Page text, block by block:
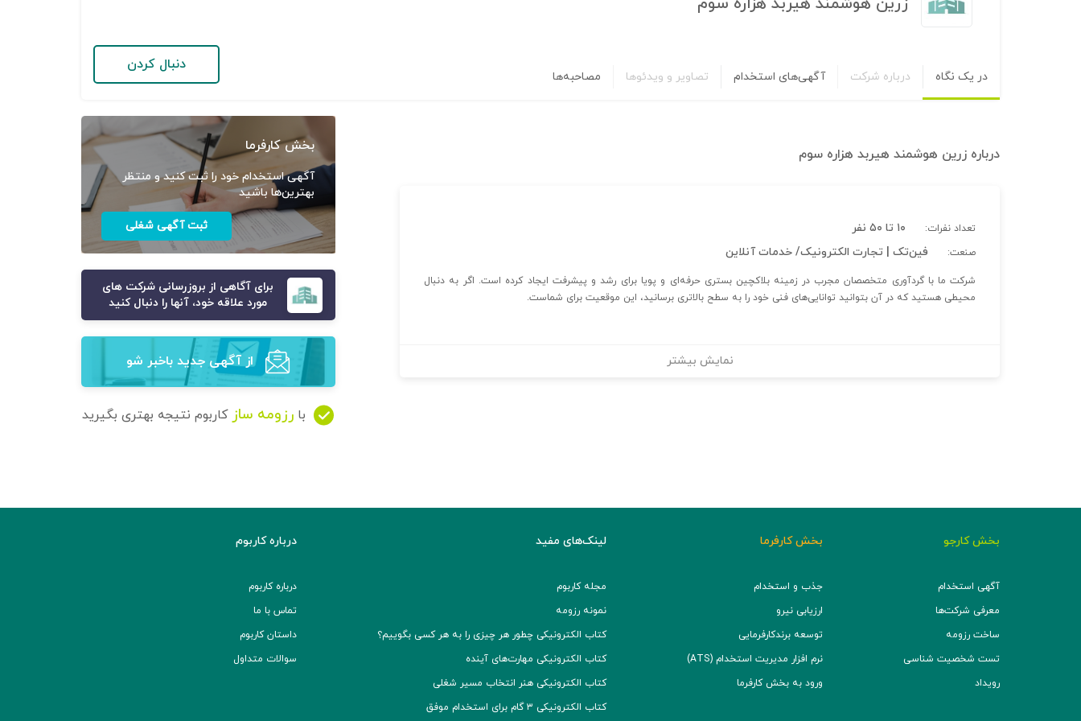
در یک نگاه درباره شرکت آگهی‌های استخدام تصاویر و ویدئوها مصاحبه‌ها
دنبال کردن
درباره زرین هوشمند هیربد هزاره سوم
تعداد نفرات: ۱۰ تا ۵۰ نفر
صنعت: فین‌تک | تجارت الکترونیک/ خدمات آنلاین
شرکت ما با گردآوری متخصصان مجرب در زمینه‌ بلاکچین بستری حرفه‌ای و پویا برای رشد و پیشرفت ایجاد کرده است. اگر به دنبال
محیطی هستید که در آن بتوانید توانایی‌های فنی خود را به سطح بالاتری برسانید، این موقعیت برای شماست.
نمایش بیشتر
بخش کارفرما
آگهی استخدام خود را ثبت کنید و منتظر
بهترین‌ها باشید
ثبت آگهی شغلی
برای آگاهی از بروزرسانی شرکت های
مورد علاقه خود، آنها را دنبال کنید
از آگهی‌ جدید باخبر شو
با رزومه ساز کاربوم نتیجه بهتری بگیرید
بخش کارجو
آگهی استخدام
معرفی شرکت‌ها
ساخت رزومه
تست شخصیت شناسی
رویداد
بخش کارفرما
جذب و استخدام
ارزیابی نیرو
توسعه برند‌کارفرمایی
نرم افزار مدیریت استخدام (ATS)
ورود به بخش کارفرما
لینک‌های مفید
مجله کاربوم
نمونه رزومه
کتاب الکترونیکی چطور هر چیزی را به هر کسی بگوییم؟
کتاب الکترونیکی مهارت‌های آینده
کتاب الکترونیکی هنر انتخاب مسیر شغلی
کتاب الکترونیکی ۳ گام برای استخدام موفق
درباره کاربوم
درباره کاربوم
تماس با ما
داستان کاربوم
سوالات متداول